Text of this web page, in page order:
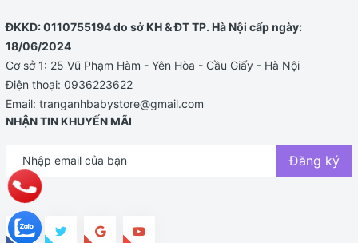
ĐKKD: 0110755194 do sở KH & ĐT TP. Hà Nội cấp ngày:
18/06/2024
Cơ sở 1: 25 Vũ Phạm Hàm - Yên Hòa - Cầu Giấy - Hà Nội
Điện thoại: 0936223622
Email: tranganhbabystore@gmail.com
NHẬN TIN KHUYẾN MÃI
Đăng ký